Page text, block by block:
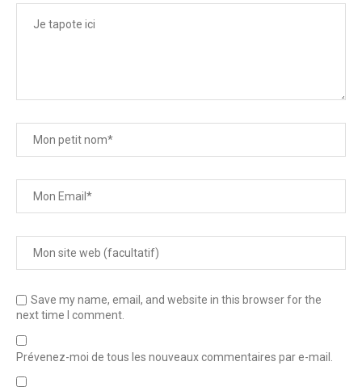
Save my name, email, and website in this browser for the
next time I comment.
Prévenez-moi de tous les nouveaux commentaires par e-mail.